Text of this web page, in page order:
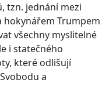
tzn. jednání mezi
hokynářem Trumpem
všechny myslitelné
i statečného
které odlišují
a